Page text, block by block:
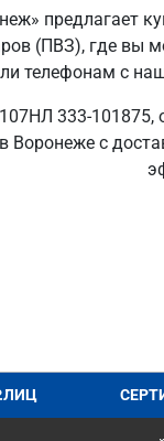
предлагает
(ПВЗ), где вы
телефонам с
333-101875,
Воронеже с